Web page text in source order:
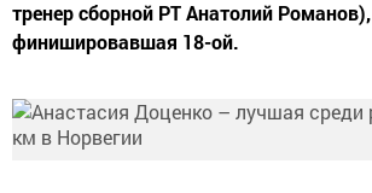
тренер сборной РТ Анатолий Романов),
финишировавшая 18-ой.